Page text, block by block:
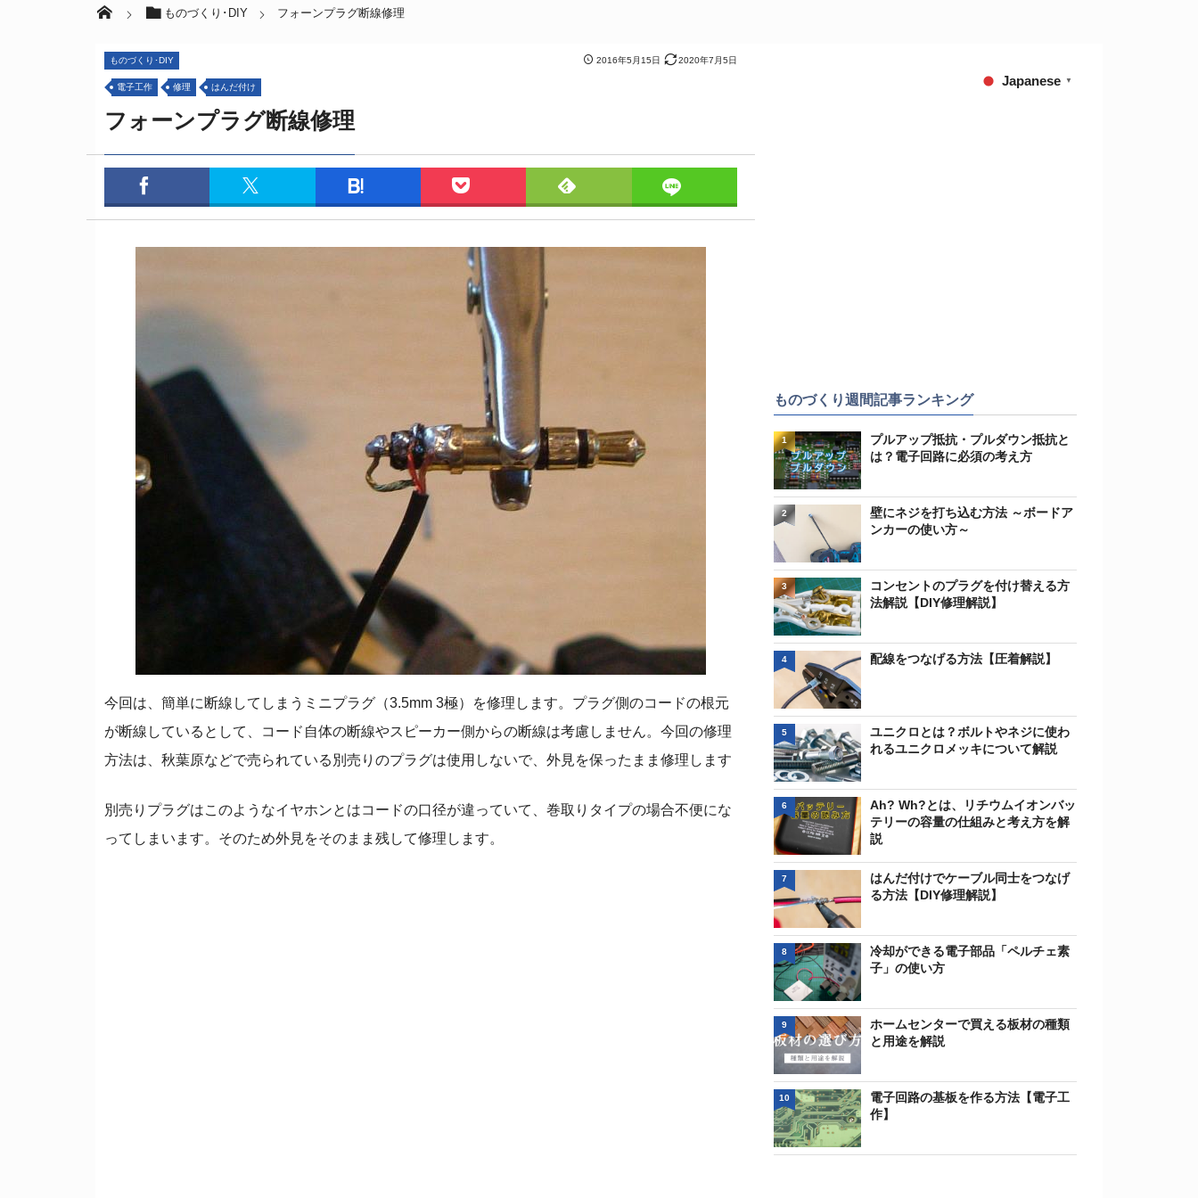
ものづくり･DIY フォーンプラグ断線修理
2016年5月15日 2020年7月5日
ものづくり･DIY
電子工作 修理 はんだ付け
フォーンプラグ断線修理
今回は、簡単に断線してしまうミニプラグ（3.5mm 3極）を修理します。プラグ側のコードの根元
が断線しているとして、コード自体の断線やスピーカー側からの断線は考慮しません。今回の修理
方法は、秋葉原などで売られている別売りのプラグは使用しないで、外見を保ったまま修理します
別売りプラグはこのようなイヤホンとはコードの口径が違っていて、巻取りタイプの場合不便にな
ってしまいます。そのため外見をそのまま残して修理します。
Japanese ▼
ものづくり週間記事ランキング
プルアップ抵抗・プルダウン抵抗と
は？電子回路に必須の考え方
1
壁にネジを打ち込む方法 ～ボードア
ンカーの使い方～
2
コンセントのプラグを付け替える方
法解説【DIY修理解説】
3
配線をつなげる方法【圧着解説】
4
ユニクロとは？ボルトやネジに使わ
れるユニクロメッキについて解説
5
Ah? Wh?とは、リチウムイオンバッ
テリーの容量の仕組みと考え方を解
説
6
はんだ付けでケーブル同士をつなげ
る方法【DIY修理解説】
7
冷却ができる電子部品「ペルチェ素
子」の使い方
8
ホームセンターで買える板材の種類
と用途を解説
9
電子回路の基板を作る方法【電子工
作】
10